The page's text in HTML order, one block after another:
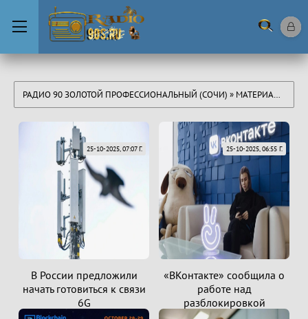
РАДИО 90 ЗОЛОТОЙ ПРОФЕССИОНАЛЬНЫЙ (СОЧИ) » МАТЕРИАЛЫ ЗА 25.10.2025
В России предложили
начать готовиться к связи
6G
25-10-2025, 07:07 Г.
«ВКонтакте» сообщила о
работе над
разблокировкой
25-10-2025, 06:55 Г.